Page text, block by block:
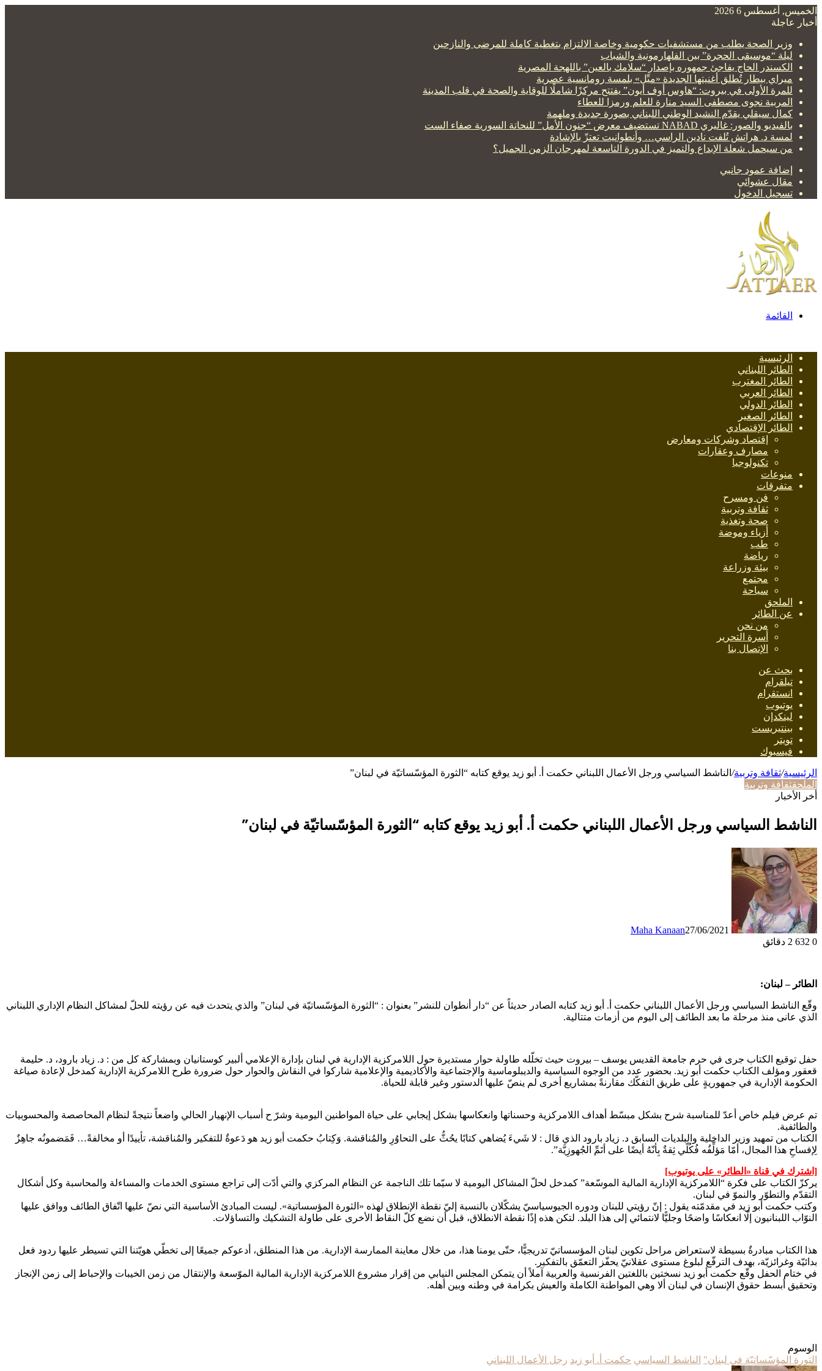
الخميس, أغسطس 6 2026
أخبار عاجلة
وزير الصحة يطلب من مستشفيات حكومية وخاصة الالتزام بتغطية كاملة للمرضى والنازحين
ليلة “موسيقى الحجرة” بين الفلهارمونية والشباب
الكسندر الحاج يفاجئ جمهوره بإصدار “سلامك بالعين” باللهجة المصرية
ميراي بيطار تُطلق أغنيتها الجديدة «ميِّل» بلمسة رومانسية عصرية
للمرة الأولى في بيروت: “هاوس أوف أيون” يفتتح مركزًا شاملًا للوقاية والصحة في قلب المدينة
المربية نجوى مصطفى السيد منارة للعلم ورمزا للعطاء
كمال سيقلي يقدّم النشيد الوطني اللبناني بصورة جديدة وملهمة
بالفيديو والصور: غاليري NABAD تستضيف معرض “جنون الأمل” للنحاتة السورية صفاء الست
لمسة د. هراتش تُلفت نادين الراسي… وأنطوانيت تعتزّ بالإشادة
من سيحمل شعلة الإبداع والتميز في الدورة التاسعة لمهرجان الزمن الجميل؟
إضافة عمود جانبي
مقال عشوائي
تسجيل الدخول
القائمة
الرئيسية
الطائر اللبناني
الطائر المغترب
الطائر العربي
الطائر الدولي
الطائر الصغير
الطائر الإقتصادي
إقتصاد وشركات ومعارض
مصارف وعقارات
تكنولوجيا
منوعات
متفرقات
فن ومسرح
ثقافة وتربية
صحة وتغذية
أزياء وموضة
طب
رياضة
بيئة وزراعة
مجتمع
سياحة
الملحق
عن الطائر
من نحن
أسرة التحرير
الإتصال بنا
بحث عن
تيلقرام
انستقرام
يوتيوب
لينكدإن
بينتيريست
تويتر
فيسبوك
الرئيسية/ثقافة وتربية/ الناشط السياسي ورجل الأعمال اللبناني حكمت أ. أبو زيد يوقع كتابه “الثورة المؤسّساتيّة في لبنان”
الملحقثقافة وتربية
أخر الأخبار
الناشط السياسي ورجل الأعمال اللبناني حكمت أ. أبو زيد يوقع كتابه “الثورة المؤسّساتيّة في لبنان”
Maha Kanaan27/06/2021
0
2 دقائق
الطائر – لبنان:
وقّع الناشط السياسي ورجل الأعمال اللبناني حكمت أ. أبو زيد كتابه الصادر حديثاً عن “دار أنطوان للنشر” بعنوان : “الثورة المؤسّساتيّة في لبنان” والذي يتحدث فيه عن رؤيته للحلّ لمشاكل النظام الإداري اللبناني
الذي عانى منذ مرحلة ما بعد الطائف إلى اليوم من أزمات متتالية.
حفل توقيع الكتاب جرى في حرم جامعة القديس يوسف – بيروت حيث تخلّله طاولة حوار مستديرة حول اللامركزية الإدارية في لبنان بإدارة الإعلامي ألبير كوستانيان وبمشاركة كل من : د. زياد بارود، د. حليمة
قعقور ومؤلف الكتاب حكمت أبو زيد. بحضور عدد من الوجوه السياسية والديبلوماسية والإجتماعية والأكاديمية والإعلامية شاركوا في النقاش والحوار حول ضرورة طرح اللامركزية الإدارية كمدخل لإعادة صياغة
الحكومة الإدارية في جمهوريةٍ على طريق التفكّك مقارنةً بمشاريع أخرى لم ينصّ عليها الدستور وغير قابلة للحياة.
تم عرض فيلم خاص أعدّ للمناسبة شرح بشكل مبسّط أهداف اللامركزية وحسناتها وانعكاسها بشكل إيجابي على حياة المواطنين اليومية وشرّ ح أسباب الإنهيار الحالي واضعاً نتيجةً لنظام المحاصصة والمحسوبيات
والطائفية.
الكتاب من تمهيد وزير الداخلية والبلديات السابق د. زياد بارود الذي قال : لا شَيءَ يُضاهي كتابًا يحُثُّ على التحاوُرِ والمُناقشة. وَكِتابُ حكمت أبو زيد هو دَعوةٌ للتفكير والمُناقشة، تأييدًا أو مخالفةً… فَمَضمونُه جاهِزٌ
لِإفساحِ هذا المجال، أمّا مَؤلِّفُه فُكُلّي ثِقةٌ بِأنّهُ أيضًا على أتَمِّ الجُهوزِيَّة”.
[اشترك في قناة ‫«الطائر» على يوتيوب]
يركزّ الكتاب على فكرة “اللامركزية الإدارية المالية الموسّعة” كمدخل لحلّ المشاكل اليومية لا سيّما تلك الناجمة عن النظام المركزي والتي أدّت إلى تراجع مستوى الخدمات والمساءلة والمحاسبة وكل أشكال
التقدّم والتطوّر والنموّ في لبنان.
وكتب حكمت أبو زيد في مقدمّته يقول : إنّ رؤيتي للبنان ودوره الجيوسياسيّ يشكّلان بالنسبة إليّ نقطة الإنطلاق لهذه «الثورة المؤسساتية». ليست المبادئ الأساسية التي نصّ عليها اتّفاق الطائف ووافق عليها
النوّاب اللبنانيون إلّا انعكاسًا واضحًا وجليًّا لانتمائي إلى هذا البلد. لتكن هذه إذًا نقطة الانطلاق، قبل أن نضع كلّ النقاط الأخرى على طاولة التشكيك والتساؤلات.
هذا الكتاب مبادرةٌ بسيطة لاستعراض مراحل تكوين لبنان المؤسساتيّ تدريجيًّا، حتّى يومنا هذا، من خلال معاينة الممارسة الإدارية. من هذا المنطلق، أدعوكم جميعًا إلى تخطّي هويّتنا التي تسيطر عليها ردود فعل
بدائيّة وغرائزيّة، بهدف الترفّع لبلوغ مستوى عقلانيّ يحفّز التعمّق بالتفكير.
في ختام الحفل وقّع حكمت أبو زيد نسختين باللغتين الفرنسية والعربية آملاً أن يتمكن المجلس النيابي من إقرار مشروع اللامركزية الإدارية المالية الموّسعة والإنتقال من زمن الخيبات والإحباط إلى زمن الإنجاز
وتحقيق أبسط حقوق الإنسان في لبنان ألا وهي المواطنة الكاملة والعيش بكرامة في وطنه وبين أهله.
الوسوم
الثورة المؤسّساتيّة في لبنان" الناشط السياسي حكمت أ. أبو زيد رجل الأعمال اللبناني